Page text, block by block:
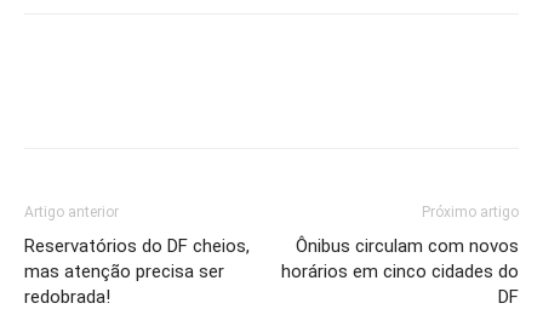
Artigo anterior
Reservatórios do DF cheios,
mas atenção precisa ser
redobrada!
Próximo artigo
Ônibus circulam com novos
horários em cinco cidades do
DF